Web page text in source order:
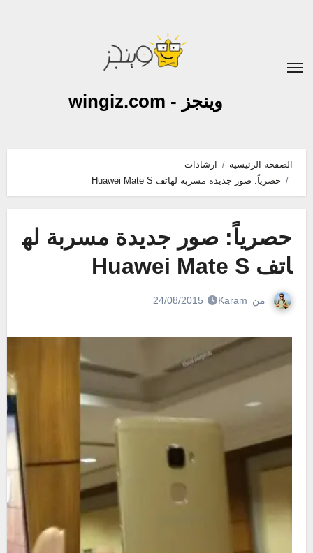
وينجز - wingiz.com
الصفحة الرئيسية
ارشادات
حصرياً: صور جديدة مسربة لهاتف Huawei Mate S
حصرياً: صور جديدة مسربة له
اتف Huawei Mate S
من Karam
24/08/2015